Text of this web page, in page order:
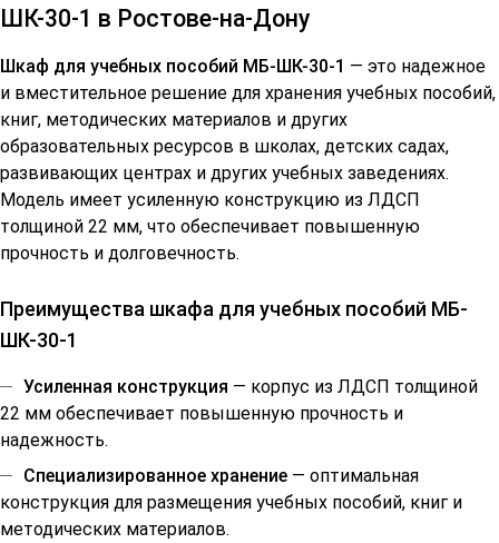
ШК-30-1 в Ростове-на-Дону
Шкаф для учебных пособий МБ-ШК-30-1 — это надежное
и вместительное решение для хранения учебных пособий,
книг, методических материалов и других
образовательных ресурсов в школах, детских садах,
развивающих центрах и других учебных заведениях.
Модель имеет усиленную конструкцию из ЛДСП
толщиной 22 мм, что обеспечивает повышенную
прочность и долговечность.
Преимущества шкафа для учебных пособий МБ-
ШК-30-1
Усиленная конструкция — корпус из ЛДСП толщиной
22 мм обеспечивает повышенную прочность и
надежность.
Специализированное хранение — оптимальная
конструкция для размещения учебных пособий, книг и
методических материалов.